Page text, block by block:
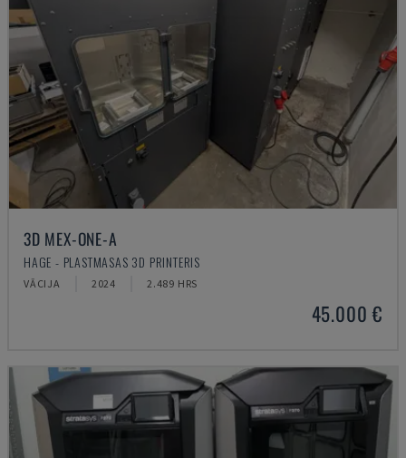
3D MEX-ONE-A
HAGE - PLASTMASAS 3D PRINTERIS
VĀCIJA 2024 2.489 HRS
45.000 €